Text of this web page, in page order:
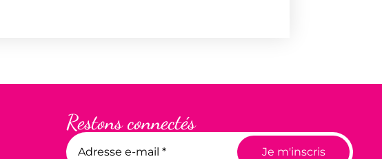
Restons connectés